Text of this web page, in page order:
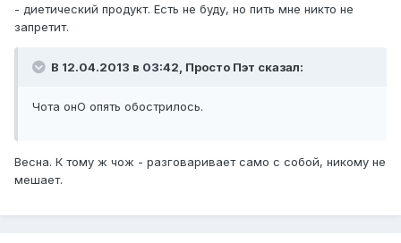
- диетический продукт. Есть не буду, но пить мне никто не
запретит.
В 12.04.2013 в 03:42, Просто Пэт сказал:
Чота онО опять обострилось.
Весна. К тому ж чож - разговаривает само с собой, никому не
мешает.